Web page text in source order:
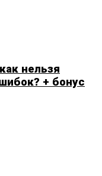
нельзя
+ бонус